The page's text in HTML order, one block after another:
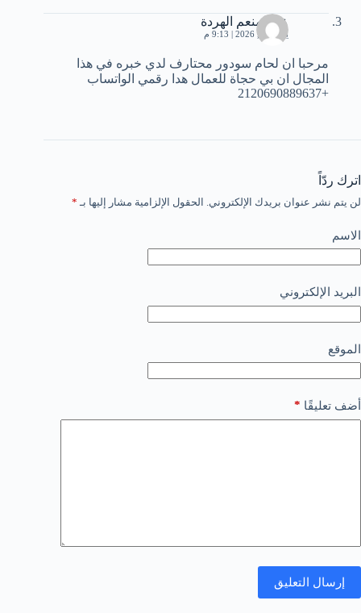
عبدالمنعم الهردة
يونيو 20, 2026 | 9:13 م
مرحبا ان لحام سودور محتارف لدي خبره في هذا
المجال ان بي حجاة للعمال هدا رقمي الواتساب
+2120690889637
اترك ردّاً
لن يتم نشر عنوان بريدك الإلكتروني. الحقول الإلزامية مشار إليها بـ *
الاسم
البريد الإلكتروني
الموقع
أضف تعليقًا *
إرسال التعليق